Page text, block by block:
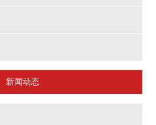
新闻动态